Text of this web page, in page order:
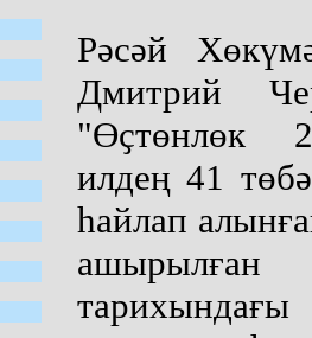
Рәсәй
Дмитрий
"Өҫтөнлөк
илдең 41
һайлап